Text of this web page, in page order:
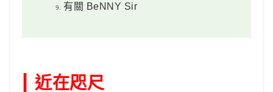
有關 BeNNY Sir
| 近在咫尺